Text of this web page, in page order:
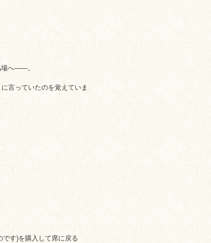
場へ――。
言っていたのを覚えていま
す)を購入して席に戻る